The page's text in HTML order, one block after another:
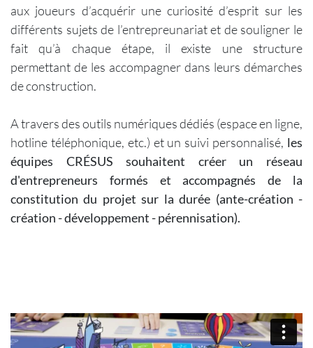
aux joueurs d’acquérir une curiosité d’esprit sur les
différents sujets de l’entrepreunariat et de souligner le
fait qu’à chaque étape, il existe une structure
permettant de les accompagner dans leurs démarches
de construction.
A travers des outils numériques dédiés (espace en ligne,
hotline téléphonique, etc.) et un suivi personnalisé, les
équipes CRÉSUS souhaitent créer un réseau
d'entrepreneurs formés et accompagnés de la
constitution du projet sur la durée (ante-création -
création - développement - pérennisation).